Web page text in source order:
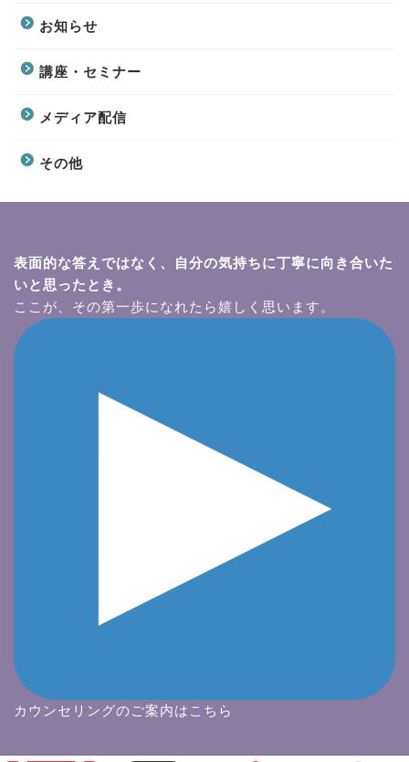
お知らせ
講座・セミナー
メディア配信
その他
表面的な答えではなく、自分の気持ちに丁寧に向き合いた
いと思ったとき。
ここが、その第一歩になれたら嬉しく思います。
カウンセリングのご案内はこちら